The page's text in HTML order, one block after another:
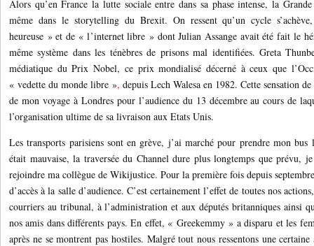
Alors qu’en France la lutte sociale entre dans sa phase intense, la
même dans le storytelling du Brexit. On ressent qu’un cycle
heureuse » et de « l’internet libre » dont Julian Assange avait été fait le
même système dans les ténèbres de prisons mal identifiées. Greta
médiatique du Prix Nobel, ce prix mondialisé décerné à ceux que
« vedette du monde libre », depuis Lech Walesa en 1982. Cette sensation
de mon voyage à Londres pour l’audience du 13 décembre au cours de
l’organisation ultime de sa livraison aux Etats Unis.
Les transports parisiens sont en grève, j’ai marché pour prendre mon
était mauvaise, la traversée du Channel dure plus longtemps que prévu,
rejoindre ma collègue de Wikijustice. Pour la première fois depuis
d’accès à la salle d’audience. C’est certainement l’effet de toutes nos
courriers au tribunal, à l’administration et aux députés britanniques ainsi
nos amis dans différents pays. En effet, « Greekemmy » a disparu et les
après ne se montrent pas hostiles. Malgré tout nous ressentons une